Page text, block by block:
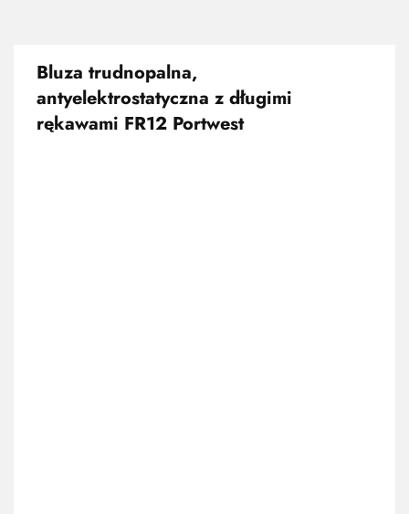
Bluza trudnopalna,
antyelektrostatyczna z długimi
rękawami FR12 Portwest